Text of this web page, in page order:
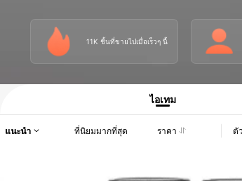
11K ชิ้นที่ขายไปเมื่อเร็วๆ นี้
ไอเทม
แนะนำ ที่นิยมมากที่สุด ราคา ตั